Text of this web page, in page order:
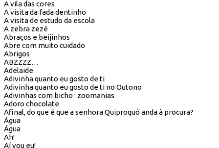
A vila das cores
A visita da fada dentinho
A visita de estudo da escola
A zebra zezé
Abraços e beijinhos
Abre com muito cuidado
Abrigos
ABZZZZ…
Adelaide
Adivinha quanto eu gosto de ti
Adivinha quanto eu gosto de ti no Outono
Adivinhas com bicho : zoomanias
Adoro chocolate
Afinal, do que é que a senhora Quiproquó anda à procura?
Água
Água
Ah!
Aí vou eu!